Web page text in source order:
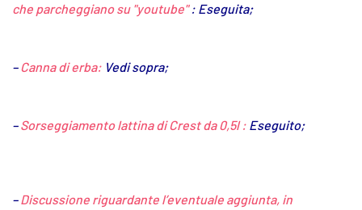
che parcheggiano su "youtube": Eseguita;
–Canna di erba: Vedi sopra;
–Sorseggiamento lattina di Crest da 0,5l : Eseguito;
–Discussione riguardante l’eventuale aggiunta, in